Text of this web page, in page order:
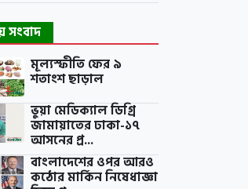
সংবাদ
মূল্যস্ফীতি ফের ৯
শতাংশ ছাড়াল
ভুয়া মেডিক্যাল ডিগ্রি
জামায়াতের ঢাকা-১৭
আসনের প্র...
বাংলাদেশের ওপর আরও
কঠোর মার্কিন নিষেধাজ্ঞা